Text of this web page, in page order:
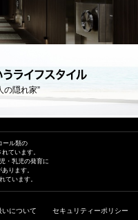
の隠れ家”
ール類の
ています。
・乳児の発育に
ります。
ています。
について セキュリティーポリシー